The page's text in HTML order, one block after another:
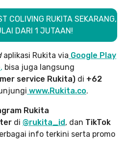
COLIVING RUKITA SEKARANG,
DARI 1 JUTAAN!
aplikasi Rukita via Google Play
, bisa juga langsung
service Rukita) di +62
www.Rukita.co.
Rukita
di @rukita_id , dan TikTok
info terkini serta promo